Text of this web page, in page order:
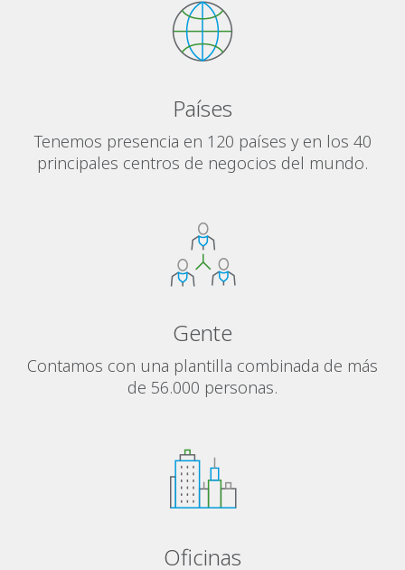
Países
Tenemos presencia en 120 países y en los 40
principales centros de negocios del mundo.
Gente
Contamos con una plantilla combinada de más
de 56.000 personas.
Oficinas